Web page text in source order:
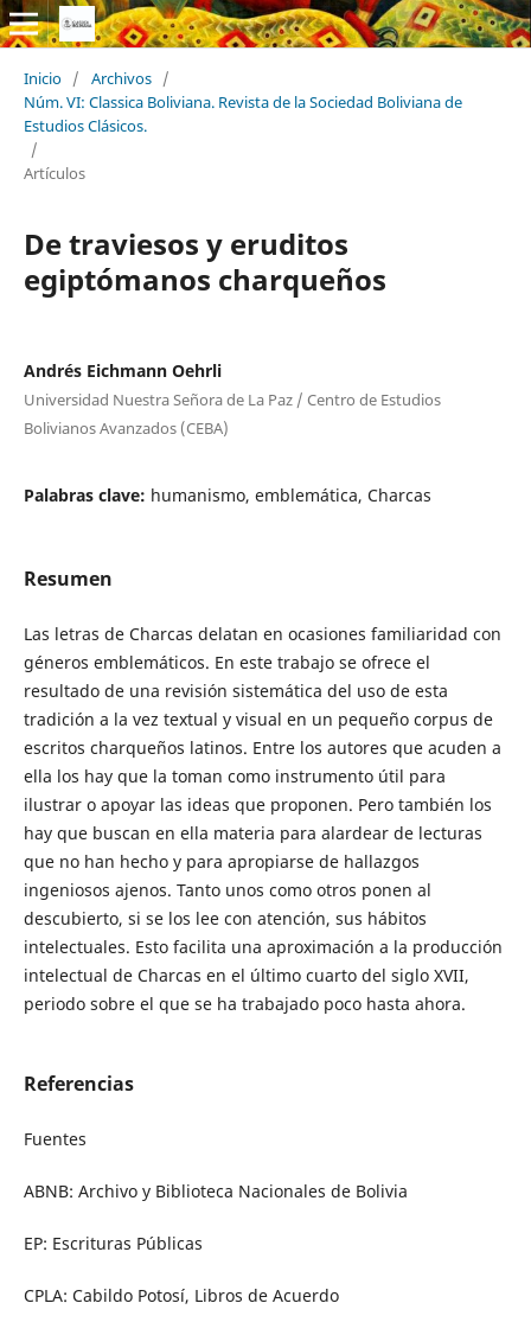
Inicio / Archivos /
Núm. VI: Classica Boliviana. Revista de la Sociedad Boliviana de
Estudios Clásicos.
/
Artículos
De traviesos y eruditos
egiptómanos charqueños
Andrés Eichmann Oehrli
Universidad Nuestra Señora de La Paz / Centro de Estudios
Bolivianos Avanzados (CEBA)
Palabras clave: humanismo, emblemática, Charcas
Resumen
Las letras de Charcas delatan en ocasiones familiaridad con
géneros emblemáticos. En este trabajo se ofrece el
resultado de una revisión sistemática del uso de esta
tradición a la vez textual y visual en un pequeño corpus de
escritos charqueños latinos. Entre los autores que acuden a
ella los hay que la toman como instrumento útil para
ilustrar o apoyar las ideas que proponen. Pero también los
hay que buscan en ella materia para alardear de lecturas
que no han hecho y para apropiarse de hallazgos
ingeniosos ajenos. Tanto unos como otros ponen al
descubierto, si se los lee con atención, sus hábitos
intelectuales. Esto facilita una aproximación a la producción
intelectual de Charcas en el último cuarto del siglo XVII,
periodo sobre el que se ha trabajado poco hasta ahora.
Referencias
Fuentes
ABNB: Archivo y Biblioteca Nacionales de Bolivia
EP: Escrituras Públicas
CPLA: Cabildo Potosí, Libros de Acuerdo